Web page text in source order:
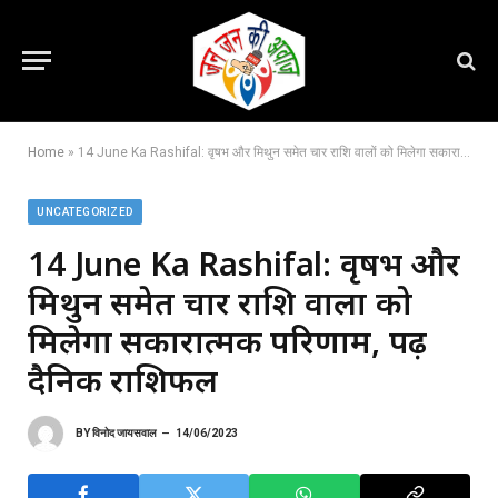
Home » 14 June Ka Rashifal: वृषभ और मिथुन समेत चार राशि वालों को मिलेगा सकारात्मक परिणाम, पढ़ें दैनिक राशिफल
UNCATEGORIZED
14 June Ka Rashifal: वृषभ और
मिथुन समेत चार राशि वालों को
मिलेगा सकारात्मक परिणाम, पढ़ें
दैनिक राशिफल
BYविनोद जायसवाल 14/06/2023